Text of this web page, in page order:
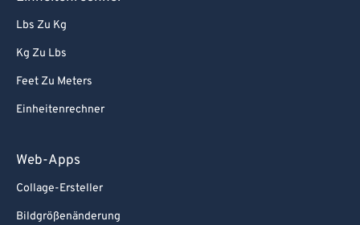
Lbs Zu Kg
Kg Zu Lbs
Feet Zu Meters
Einheitenrechner
Web-Apps
Collage-Ersteller
Bildgrößenänderung